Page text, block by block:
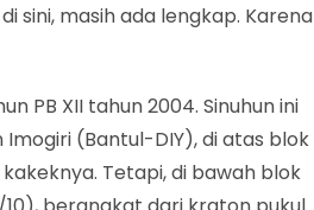
sini, masih ada lengkap. Karena
PB XII tahun 2004. Sinuhun ini
(Bantul-DIY), di atas blok
Tetapi, di bawah blok